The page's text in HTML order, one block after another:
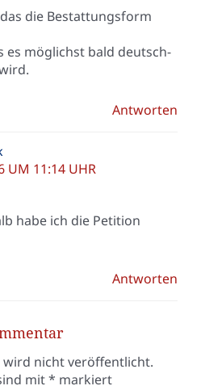
die Bestat­tungs­form
es mög­lichst bald deutsch­
Antworten
UM 11:14 UHR
habe ich die Peti­ti­on
Antworten
wird nicht veröffentlicht.
mit* markiert